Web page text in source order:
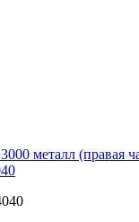
металл (правая